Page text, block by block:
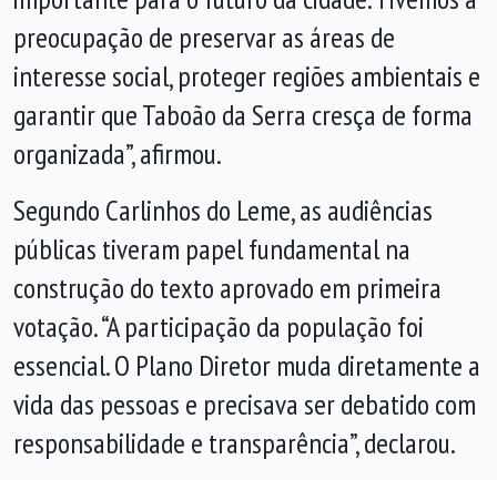
preocupação de preservar as áreas de
interesse social, proteger regiões ambientais e
garantir que Taboão da Serra cresça de forma
organizada”, afirmou.
Segundo Carlinhos do Leme, as audiências
públicas tiveram papel fundamental na
construção do texto aprovado em primeira
votação. “A participação da população foi
essencial. O Plano Diretor muda diretamente a
vida das pessoas e precisava ser debatido com
responsabilidade e transparência”, declarou.